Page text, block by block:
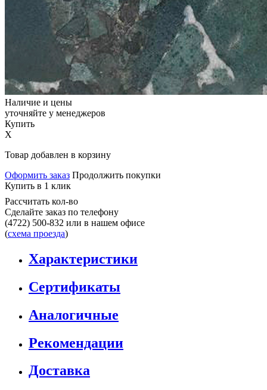
Наличие и цены
уточняйте у менеджеров
Купить
X
Товар добавлен в корзину
Оформить заказ Продолжить покупки
Купить в 1 клик
Рассчитать кол-во
Сделайте заказ по телефону
(4722) 500-832 или в нашем офисе
(схема проезда)
Характеристики
Сертификаты
Аналогичные
Рекомендации
Доставка